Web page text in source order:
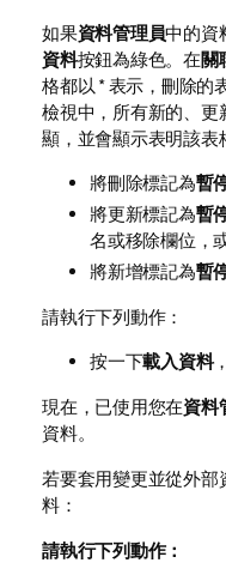
如果資料管理員中的資
資料按鈕為綠色。在關
格都以 * 表示，刪除的
檢視中，所有新的、更
顯，並會顯示表明該表
將刪除標記為暫
將更新標記為暫
名或移除欄位，
將新增標記為暫
請執行下列動作：
按一下載入資料
現在，已使用您在資料
資料。
若要套用變更並從外
料：
請執行下列動作：